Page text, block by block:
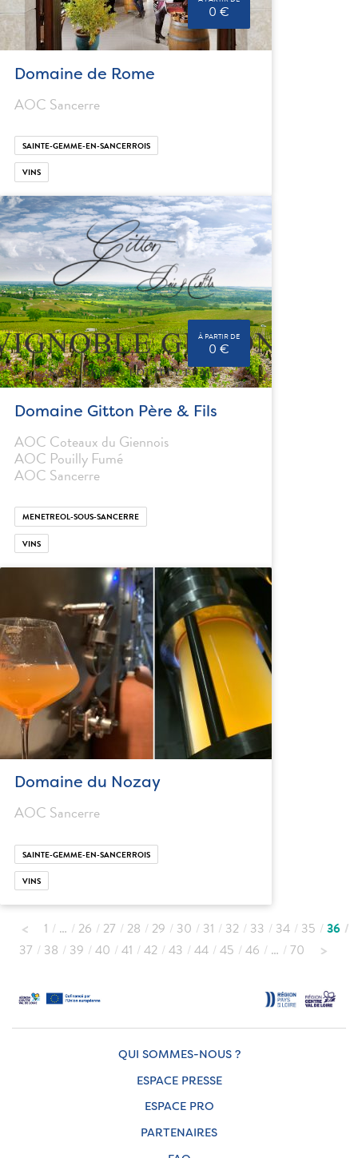
0 €
Domaine de Rome
AOC Sancerre
SAINTE-GEMME-EN-SANCERROIS
VINS
À PARTIR DE
0 €
Domaine Gitton Père & Fils
AOC Coteaux du Giennois
AOC Pouilly Fumé
AOC Sancerre
MENETREOL-SOUS-SANCERRE
VINS
Domaine du Nozay
AOC Sancerre
SAINTE-GEMME-EN-SANCERROIS
VINS
1 … 26 27 28 29 30 31 32 33 34 35
36
37
38 39 40 41 42 43 44 45 46 … 70
QUI SOMMES-NOUS ?
ESPACE PRESSE
ESPACE PRO
PARTENAIRES